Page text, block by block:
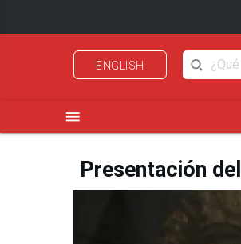
ENGLISH
menu
Presentación